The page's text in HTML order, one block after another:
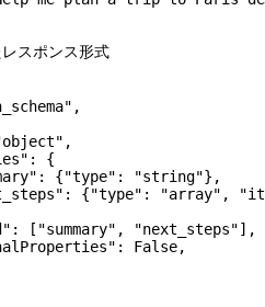
スポンス形式
,
,
: {
: {"type" : "string"},
: {"type" : "array" ,
: [ "summary" , "next_steps"],
: False,